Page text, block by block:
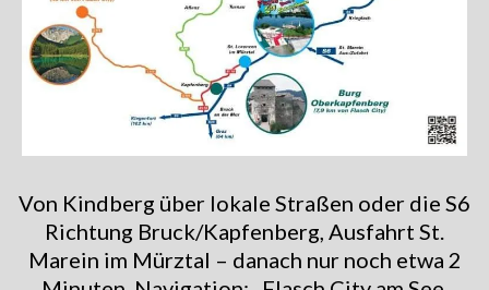
Von Kindberg über lokale Straßen oder die S6
Richtung Bruck/Kapfenberg, Ausfahrt St.
Marein im Mürztal – danach nur noch etwa 2